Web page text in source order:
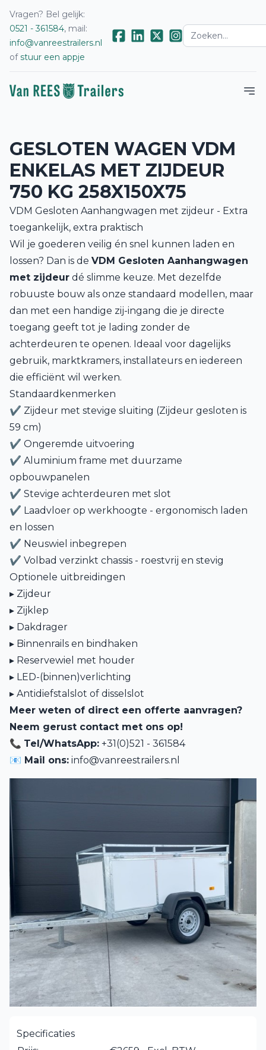
Vragen? Bel gelijk:
0521 - 361584, mail:
info@vanreestrailers.nl
ofstuur een appje
GESLOTEN WAGEN VDM
ENKELAS MET ZIJDEUR
750 KG 258X150X75
VDM Gesloten Aanhangwagen met zijdeur - Extra
toegankelijk, extra praktisch
Wil je goederen veilig én snel kunnen laden en
lossen? Dan is de VDM Gesloten Aanhangwagen
met zijdeur dé slimme keuze. Met dezelfde
robuuste bouw als onze standaard modellen, maar
dan met een handige zij-ingang die je directe
toegang geeft tot je lading zonder de
achterdeuren te openen. Ideaal voor dagelijks
gebruik, marktkramers, installateurs en iedereen
die efficiënt wil werken.
Standaardkenmerken
✔ Zijdeur met stevige sluiting (Zijdeur gesloten is
59 cm)
✔ Ongeremde uitvoering
✔ Aluminium frame met duurzame
opbouwpanelen
✔ Stevige achterdeuren met slot
✔ Laadvloer op werkhoogte - ergonomisch laden
en lossen
✔ Neuswiel inbegrepen
✔ Volbad verzinkt chassis - roestvrij en stevig
Optionele uitbreidingen
▸ Zijdeur
▸ Zijklep
▸ Dakdrager
▸ Binnenrails en bindhaken
▸ Reservewiel met houder
▸ LED-(binnen)verlichting
▸ Antidiefstalslot of disselslot
Meer weten of direct een offerte aanvragen?
Neem gerust contact met ons op!
📞 Tel/WhatsApp: +31(0)521 - 361584
📧 Mail ons: info@vanreestrailers.nl
Specificaties